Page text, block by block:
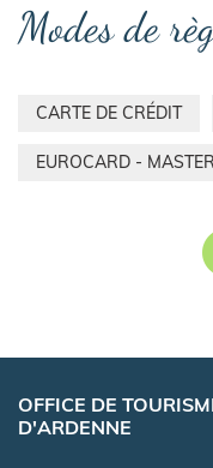
Modes de
CARTE DE CRÉDIT
EUROCARD -
OFFICE DE
D'ARDENNE